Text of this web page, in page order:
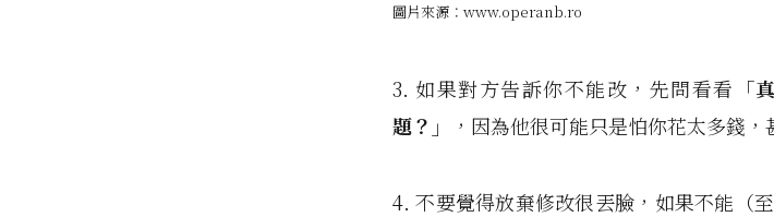
圖片來源：www.operanb.ro
3. 如果對方告訴你不能改，先問看看 「
題？」
，因為他很可能只是怕你花太多錢
4. 不要覺得放棄修改很丟臉，如果不能（